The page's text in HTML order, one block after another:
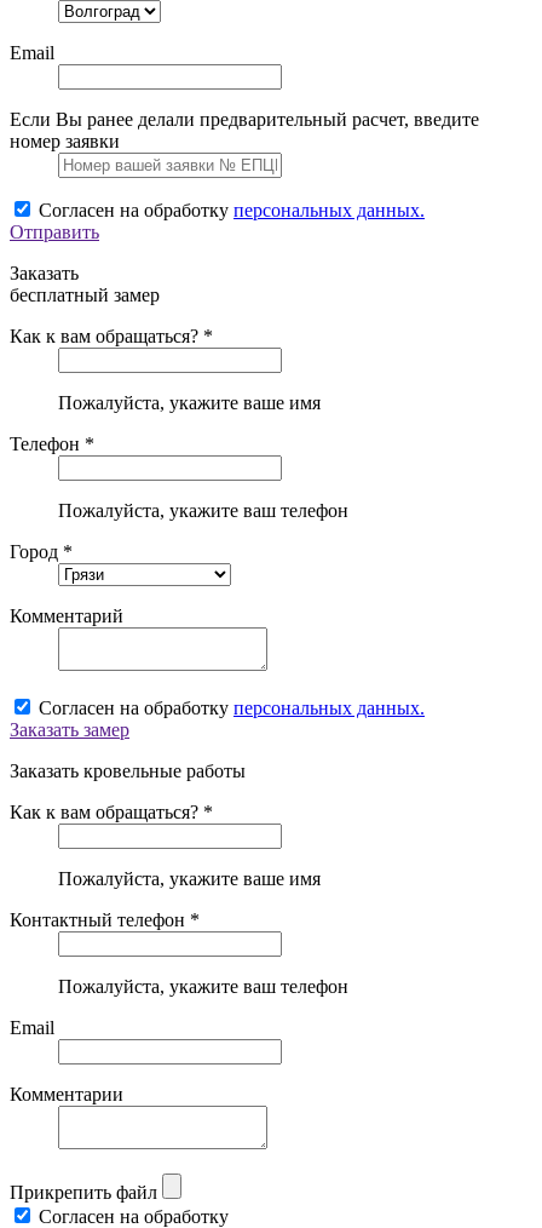
Email
Если Вы ранее делали предварительный расчет, введите
номер заявки
Согласен на обработку персональных данных.
Отправить
Заказать
бесплатный замер
Как к вам обращаться? *
Пожалуйста, укажите ваше имя
Телефон *
Пожалуйста, укажите ваш телефон
Город *
Комментарий
Согласен на обработку персональных данных.
Заказать замер
Заказать кровельные работы
Как к вам обращаться? *
Пожалуйста, укажите ваше имя
Контактный телефон *
Пожалуйста, укажите ваш телефон
Email
Комментарии
Прикрепить файл
Согласен на обработку